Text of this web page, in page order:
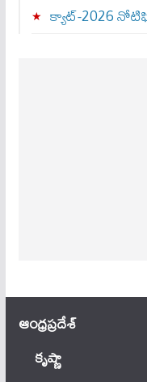
క్యాట్-2026
ఆంధ్ర‌ప్ర‌దేశ్
కృష్ణా